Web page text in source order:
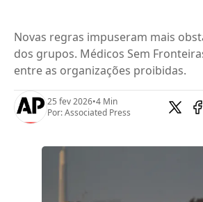
Novas regras impuseram mais
dos grupos. Médicos Sem
entre as organizações proibidas.
25 fev 2026•4 Min
Por:Associated Press